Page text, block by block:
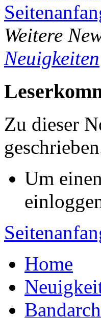
Weitere
Neuigkeiten
Zu dieser
Um
Home